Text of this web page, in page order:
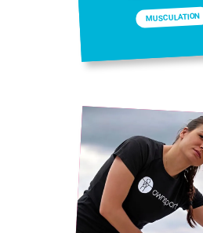
MUSCULATION